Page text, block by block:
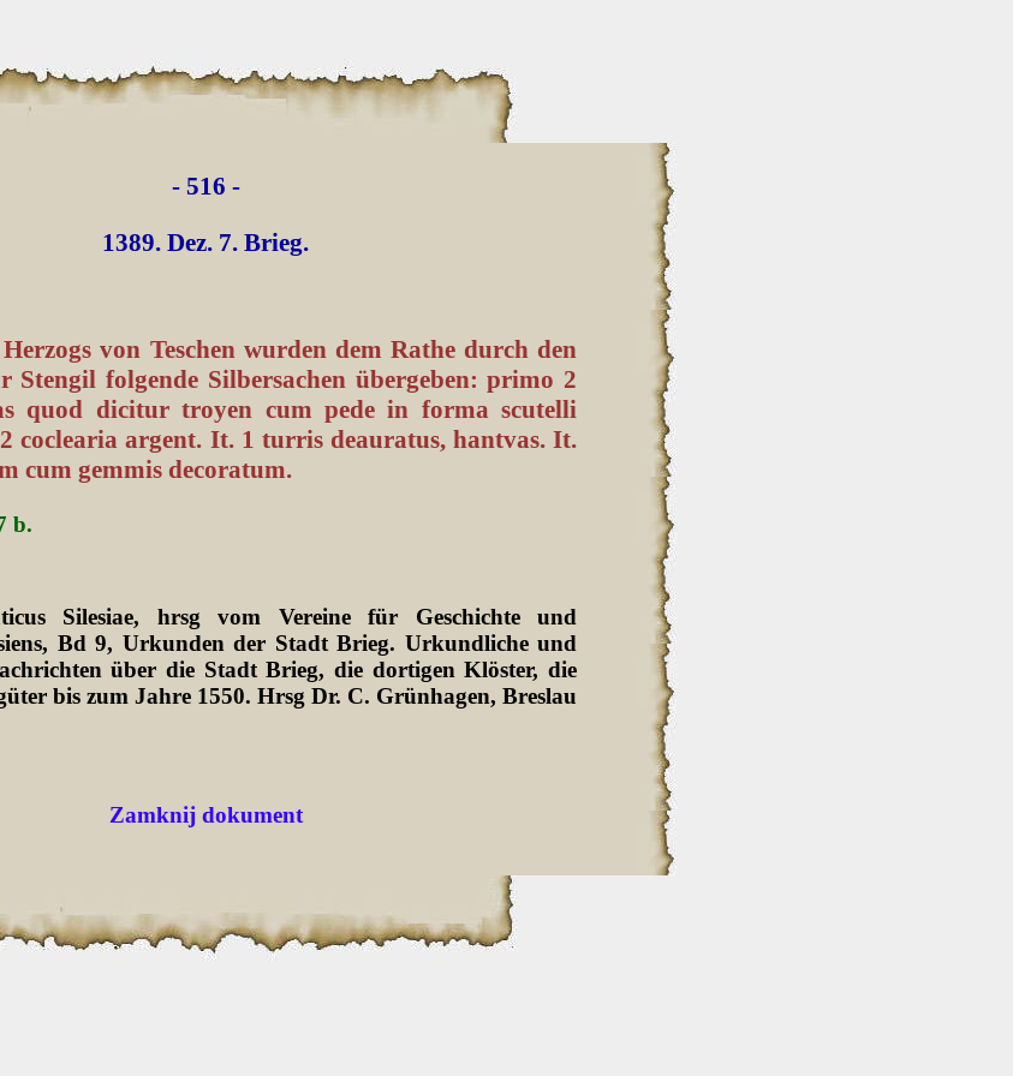
- 516 -
1389. Dez. 7. Brieg.
von Teschen wurden dem Rathe durch den
Stengil folgende Silbersachen übergeben: primo 2
quod dicitur troyen cum pede in forma scutelli
coclearia argent. It. 1 turris deauratus, hantvas. It.
cum gemmis decoratum.
b.
Silesiae, hrsg vom Vereine für Geschichte und
Bd 9, Urkunden der Stadt Brieg. Urkundliche und
über die Stadt Brieg, die dortigen Klöster, die
bis zum Jahre 1550. Hrsg Dr. C. Grünhagen, Breslau
Zamknij dokument